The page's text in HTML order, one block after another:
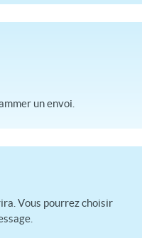
un envoi.
Vous pourrez choisir